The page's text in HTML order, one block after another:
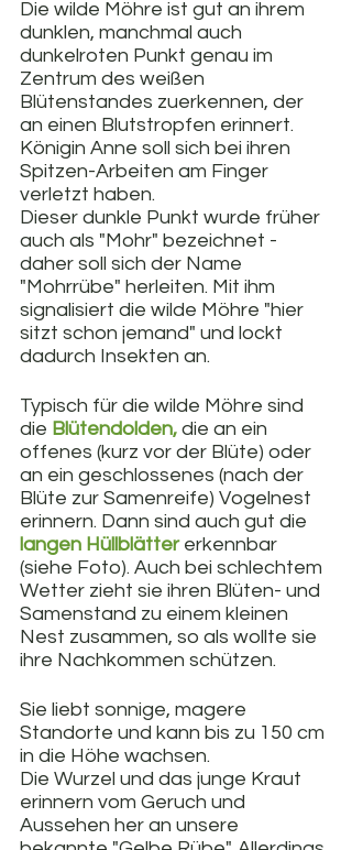
Die wilde Möhre ist gut an ihrem
dunklen, manchmal auch
dunkelroten Punkt genau im
Zentrum des weißen
Blütenstandes zuerkennen, der
an einen Blutstropfen erinnert.
Königin Anne soll sich bei ihren
Spitzen-Arbeiten am Finger
verletzt haben.
Dieser dunkle Punkt wurde früher
auch als "Mohr" bezeichnet -
daher soll sich der Name
"Mohrrübe" herleiten. Mit ihm
signalisiert die wilde Möhre "hier
sitzt schon jemand" und lockt
dadurch Insekten an.
Typisch für die wilde Möhre sind
die Blütendolden, die an ein
offenes (kurz vor der Blüte) oder
an ein geschlossenes (nach der
Blüte zur Samenreife) Vogelnest
erinnern. Dann sind auch gut die
langen Hüllblätter erkennbar
(siehe Foto). Auch bei schlechtem
Wetter zieht sie ihren Blüten- und
Samenstand zu einem kleinen
Nest zusammen, so als wollte sie
ihre Nachkommen schützen.
Sie liebt sonnige, magere
Standorte und kann bis zu 150 cm
in die Höhe wachsen.
Die Wurzel und das junge Kraut
erinnern vom Geruch und
Aussehen her an unsere